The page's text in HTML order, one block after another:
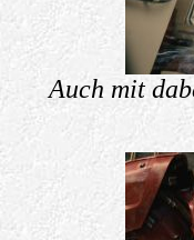
Auch mit